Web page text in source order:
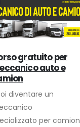
gratuito per
auto e
diventare un
per camion